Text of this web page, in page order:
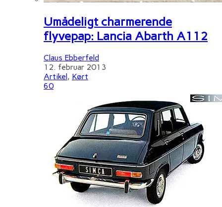
Umådeligt charmerende
flyvepap: Lancia Abarth A112
Claus Ebberfeld
12. februar 2013
Artikel, Kørt
60